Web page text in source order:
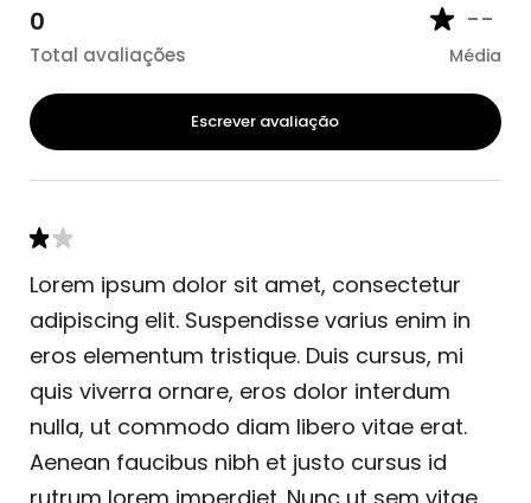
0
Total avaliações
--
Média
Escrever avaliação
Lorem ipsum dolor sit amet, consectetur
adipiscing elit. Suspendisse varius enim in
eros elementum tristique. Duis cursus, mi
quis viverra ornare, eros dolor interdum
nulla, ut commodo diam libero vitae erat.
Aenean faucibus nibh et justo cursus id